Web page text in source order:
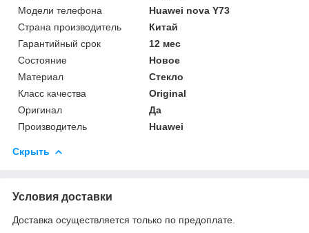
Модели телефона
Huawei nova Y73
Страна производитель
Китай
Гарантийный срок
12 мес
Состояние
Новое
Материал
Стекло
Класс качества
Original
Оригинал
Да
Производитель
Huawei
Скрыть
Условия доставки
Доставка осуществляется только по предоплате.